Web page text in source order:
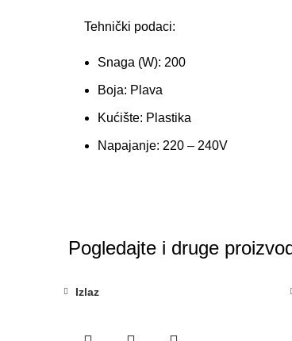
Tehnički podaci:
Snaga (W): 200
Boja: Plava
Kućište: Plastika
Napajanje: 220 – 240V
Pogledajte i druge
Izlaz